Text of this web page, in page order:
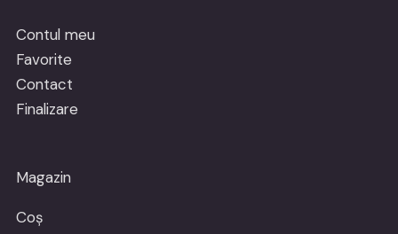
Contul meu
Favorite
Contact
Finalizare
Magazin
Coș